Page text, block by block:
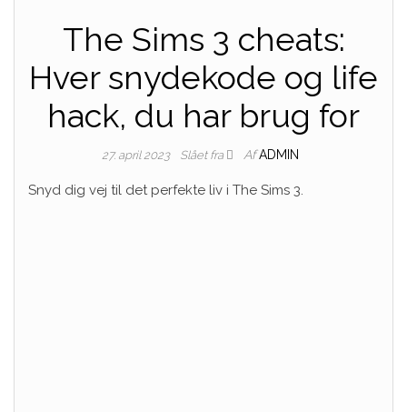
The Sims 3 cheats:
Hver snydekode og life
hack, du har brug for
27. april 2023 Slået fra Af ADMIN
Snyd dig vej til det perfekte liv i The Sims 3.